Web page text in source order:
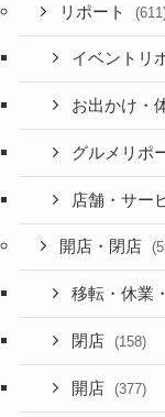
リポート
イベントリ
お出かけ・
グルメリポ
店舗・サー
開店・閉店
移転・休業
閉店 (158)
開店 (377)